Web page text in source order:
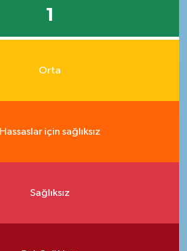
1
Orta
Hassaslar için sağlıksız
Sağlıksız